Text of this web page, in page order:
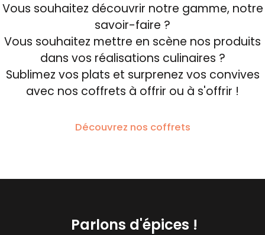
Vous souhaitez découvrir notre gamme, notre
savoir-faire ?
Vous souhaitez mettre en scène nos produits
dans vos réalisations culinaires ?
Sublimez vos plats et surprenez vos convives
avec nos coffrets à offrir ou à s'offrir !
Découvrez nos coffrets
Parlons d'épices !